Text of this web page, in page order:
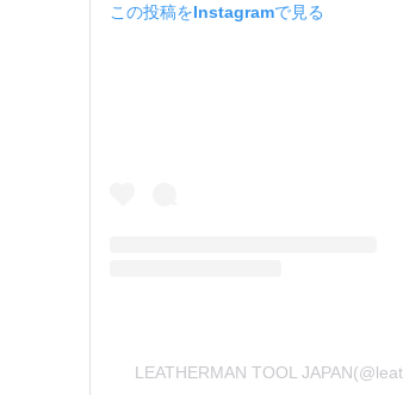
この投稿をInstagramで見る
LEATHERMAN TOOL